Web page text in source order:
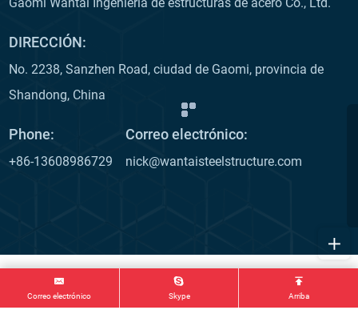
DIRECCIÓN:
No. 2238, Sanzhen Road, ciudad de Gaomi, provincia de
Shandong, China
Phone:
+86-13608986729
Correo electrónico:
nick@wantaisteelstructure.com
Correo electrónico Skype Arriba